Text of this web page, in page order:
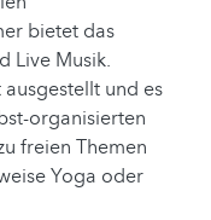
bietet das
Live Musik.
und es
organisierten
freien Themen
Yoga oder